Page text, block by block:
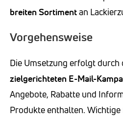
breiten Sortimentan
Vorgehensweise
Die Umsetzung erfolgt durch
zielgerichteten E-Mail-
Angebote, Rabatte und
Produkte enthalten.